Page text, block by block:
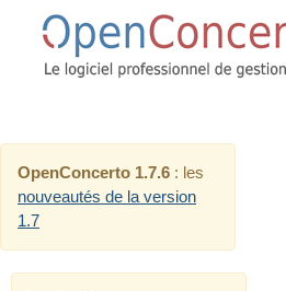
OpenConcerto 1.7.6 : les
nouveautés de la version
1.7